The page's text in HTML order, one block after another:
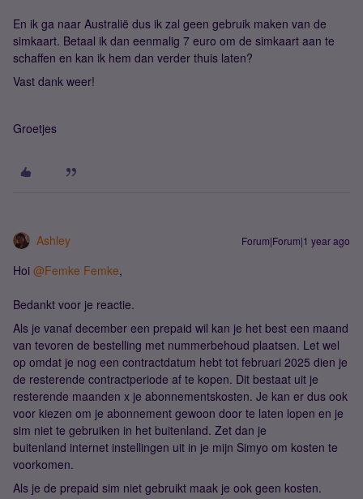
En ik ga naar Australië dus ik zal geen gebruik maken van de
simkaart. Betaal ik dan eenmalig 7 euro om de simkaart aan te
schaffen en kan ik hem dan verder thuis laten?
Vast dank weer!
Groetjes
Ashley Forum|Forum|1 year ago
Hoi @Femke Femke,
Bedankt voor je reactie.
Als je vanaf december een prepaid wil kan je het best een maand
van tevoren de bestelling met nummerbehoud plaatsen. Let wel
op omdat je nog een contractdatum hebt tot februari 2025 dien je
de resterende contractperiode af te kopen. Dit bestaat uit je
resterende maanden x je abonnementskosten. Je kan er dus ook
voor kiezen om je abonnement gewoon door te laten lopen en je
sim niet te gebruiken in het buitenland. Zet dan je
buitenland internet instellingen uit in je mijn Simyo om kosten te
voorkomen.
Als je de prepaid sim niet gebruikt maak je ook geen kosten.